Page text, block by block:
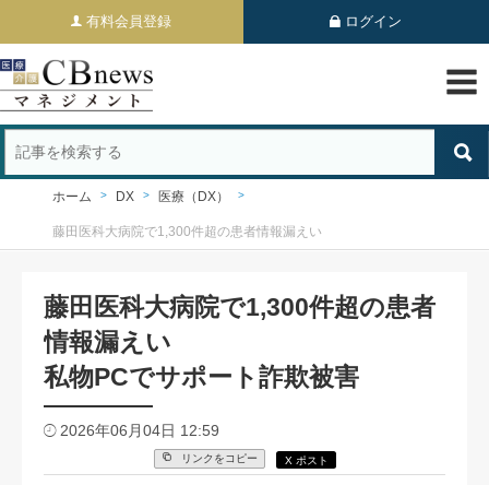
有料会員登録 ログイン
ホーム DX 医療（DX）
藤田医科大病院で1,300件超の患者情報漏えい
藤田医科大病院で1,300件超の患者
情報漏えい
私物PCでサポート詐欺被害
2026年06月04日 12:59
リンクをコピー X ポスト